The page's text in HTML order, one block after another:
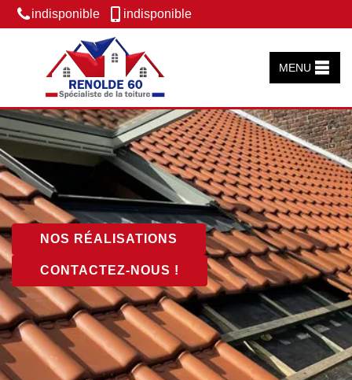
indisponible indisponible
MENU
NOS RÉALISATIONS
CONTACTEZ-NOUS !